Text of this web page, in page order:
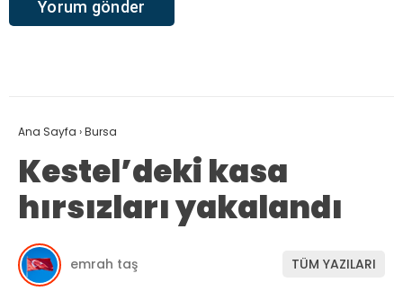
Ana Sayfa ›Bursa
Kestel’deki kasa
hırsızları yakalandı
emrah taş TÜM YAZILARI